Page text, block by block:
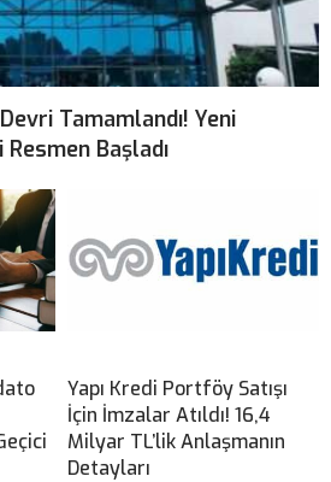
Tamamlandı! Yeni
Resmen Başladı
Yapı Kredi Portföy Satışı
İçin İmzalar Atıldı! 16,4
Milyar TL’lik Anlaşmanın
Detayları